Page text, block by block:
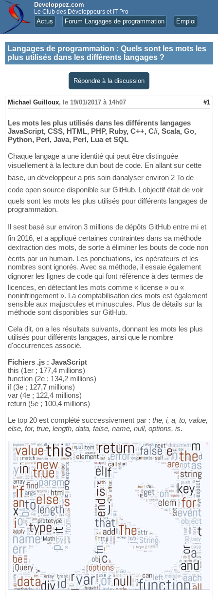
Developpez.com
Le Club des Développeurs et IT Pro
Actus Forum Langages de programmation Emploi
Langages de programmation : Quels sont les mots les
plus utilisés dans les différents langages ?
Répondre à la discussion
Michael Guilloux, le 19/01/2017 à 14h07 #1
Les mots les plus utilisés dans les différents langages
JavaScript, CSS, HTML, PHP, Ruby, C++, C#, Scala, Go,
Python, Perl, Java, Perl, Lua et SQL
Chaque langage a une identité qui peut être distinguée
visuellement à la lecture dun bout de code. En allant sur cette
base, un développeur a pris soin danalyser environ 2 To de
code open source disponible sur GitHub. Lobjectif était de voir
quels sont les mots les plus utilisés pour différents langages de
programmation.
Il sest basé sur environ 3 millions de dépôts GitHub entre mi et
fin 2016, et a appliqué certaines contraintes dans sa méthode
dextraction des mots, de sorte à éliminer les bouts de code non
écrits par un humain. Les ponctuations, les opérateurs et les
nombres sont ignorés. Avec sa méthode, il essaie également
dignorer les lignes de code qui font référence à des termes de
licences, en détectant les mots comme « license » ou «
noninfringement ». La comptabilisation des mots est également
sensible aux majuscules et minuscules. Plus de détails sur la
méthode sont disponibles sur GitHub.
Cela dit, on a les résultats suivants, donnant les mots les plus
utilisés pour différents langages, ainsi que le nombre
d'occurrences associé.
Fichiers .js : JavaScript
this (1er ; 177,4 millions)
function (2e ; 134,2 millions)
if (3e ; 127,7 millions)
var (4e ; 122,4 millions)
return (5e ; 100,4 millions)
Le top 20 est complété successivement par : the, i, a, to, value,
else, for, true, length, data, false, name, null, options, is.